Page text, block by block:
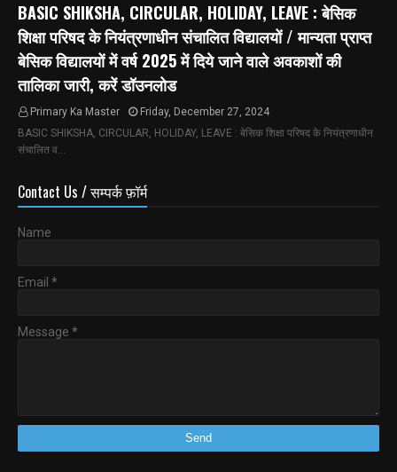
BASIC SHIKSHA, CIRCULAR, HOLIDAY, LEAVE : बेसिक
शिक्षा परिषद के नियंत्रणाधीन संचालित विद्यालयों / मान्यता प्राप्त
बेसिक विद्यालयों में वर्ष 2025 में दिये जाने वाले अवकाशों की
तालिका जारी, करें डॉउनलोड
Primary Ka Master
Friday, December 27, 2024
BASIC SHIKSHA, CIRCULAR, HOLIDAY, LEAVE : बेसिक शिक्षा परिषद के नियंत्रणाधीन
संचालित व…
Contact Us / सम्पर्क फ़ॉर्म
Name
Email *
Message *